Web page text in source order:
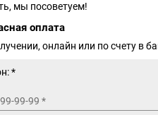
мы посоветуем!
оплата
онлайн или по счету в
*
99-99 *